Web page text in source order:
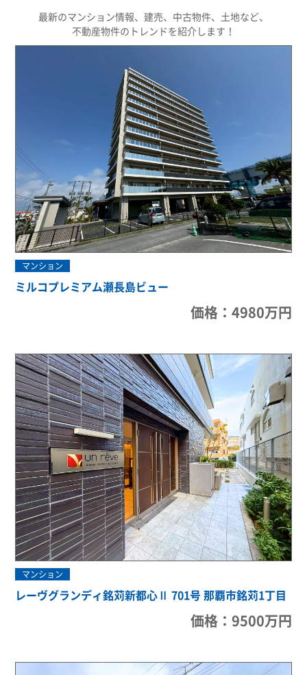
最新のマンション情報、建売、中古物件、土地など、
不動産物件のトレンドを紹介します！
マンション
ミルコプレミアム瀬長島ビュー
価格：4980万円
マンション
レーヴグランディ銘苅新都心Ⅱ 701号 那覇市銘苅1丁目
価格：9500万円